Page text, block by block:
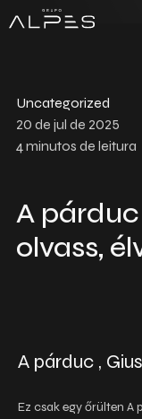
Uncategorized
20 de jul de 2025
4minutos de leitura
A
olvass,
A párduc ,
Ez csak egy őrülten A